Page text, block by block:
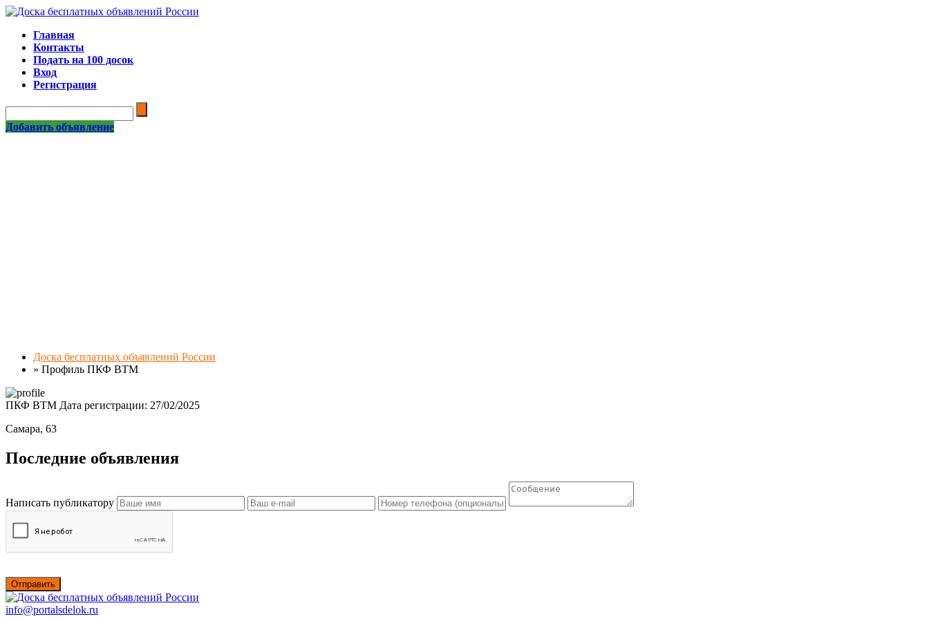
Главная
Контакты
Подать на 100 досок
Вход
Регистрация
Добавить объявление
Доска бесплатных объявлений России
» Профиль ПКФ ВТМ
ПКФ ВТМ Дата регистрации: 27/02/2025
Самара, 63
Последние объявления
Написать публикатору
Отправить
info@portalsdelok.ru